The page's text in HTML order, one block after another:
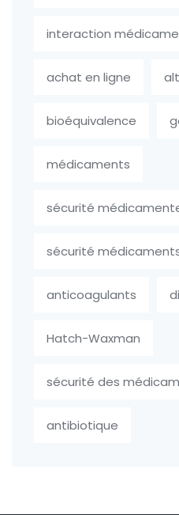
interaction
achat en ligne
bioéquivalence
médicaments
sécurité
sécurité
anticoagulants
Hatch-Waxman
sécurité des
antibiotique